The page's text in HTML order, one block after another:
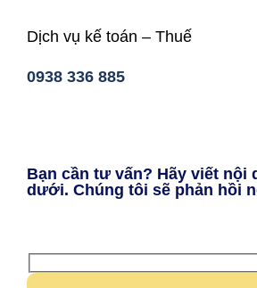
Dịch vụ kế toán – Thuế
0938 336 885
Bạn cần tư vấn? Hãy viết nội
dưới. Chúng tôi sẽ phản hồi